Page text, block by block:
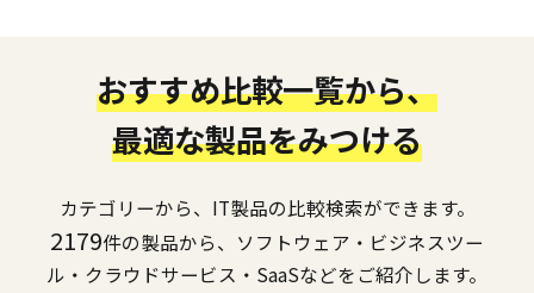
おすすめ比較一覧から、
最適な製品をみつける
カテゴリーから、IT製品の比較検索ができます。
2179件の製品から、ソフトウェア・ビジネスツー
ル・クラウドサービス・SaaSなどをご紹介します。